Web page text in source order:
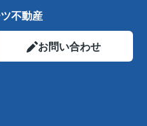
不動産
お問い合わせ